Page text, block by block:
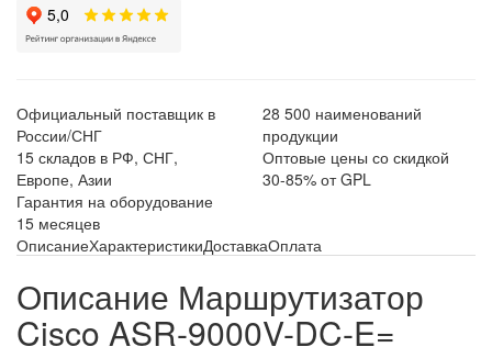
Официальный поставщик в
России/СНГ
28 500 наименований
продукции
15 складов в РФ, СНГ,
Европе, Азии
Оптовые цены со скидкой
30-85% от GPL
Гарантия на оборудование
15 месяцев
ОписаниеХарактеристикиДоставкаОплата
Описание Маршрутизатор
Cisco ASR-9000V-DC-E=